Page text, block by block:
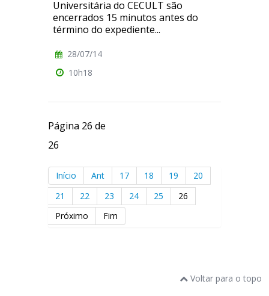
Universitária do CECULT são
encerrados 15 minutos antes do
término do expediente...
28/07/14
10h18
Página 26 de
26
Início Ant 17 18 19
20
21
22 23 24 25
26
Próximo
Fim
Voltar para o topo